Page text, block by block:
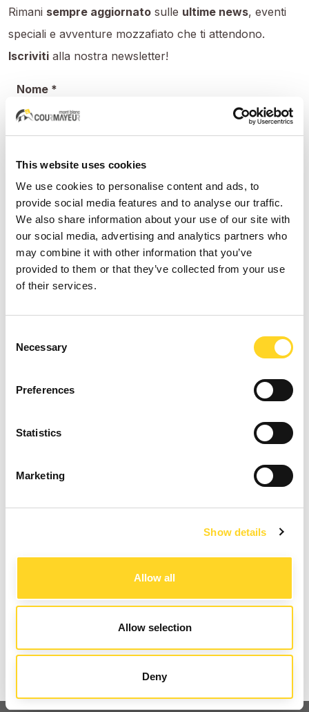
This website uses cookies
We use cookies to personalise content and ads, to
provide social media features and to analyse our traffic.
We also share information about your use of our site with
our social media, advertising and analytics partners who
may combine it with other information that you’ve
provided to them or that they’ve collected from your use
of their services.
Selection
Necessary
Preferences
Statistics
Marketing
Show details
Allow all
Allow selection
Deny
Rimani sempre aggiornato sulle ultime news, eventi
speciali e avventure mozzafiato che ti attendono.
Iscriviti alla nostra newsletter!
Nome *
Indirizzo email *
Lingua newsletter *
IT EN FR
trattamento dei dati ai fini dell'invio della newsletter *
PARTNERS